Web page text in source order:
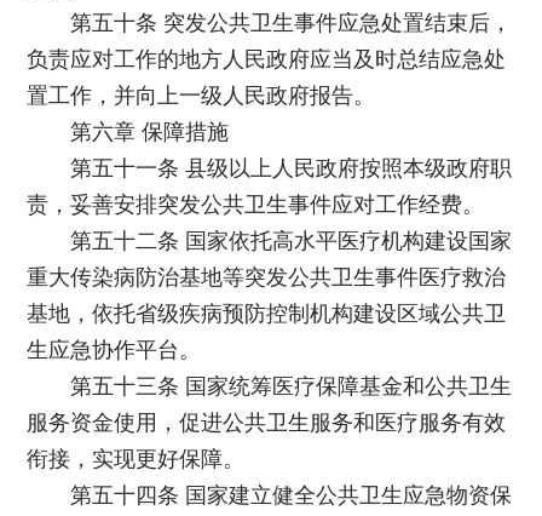
第五十条 突发公共卫生事件应急处置结束后，
负责应对工作的地方人民政府应当及时总结应急处
置工作，并向上一级人民政府报告。
第六章 保障措施
第五十一条 县级以上人民政府按照本级政府职
责，妥善安排突发公共卫生事件应对工作经费。
第五十二条 国家依托高水平医疗机构建设国家
重大传染病防治基地等突发公共卫生事件医疗救治
基地，依托省级疾病预防控制机构建设区域公共卫
生应急协作平台。
第五十三条 国家统筹医疗保障基金和公共卫生
服务资金使用，促进公共卫生服务和医疗服务有效
衔接，实现更好保障。
第五十四条 国家建立健全公共卫生应急物资保